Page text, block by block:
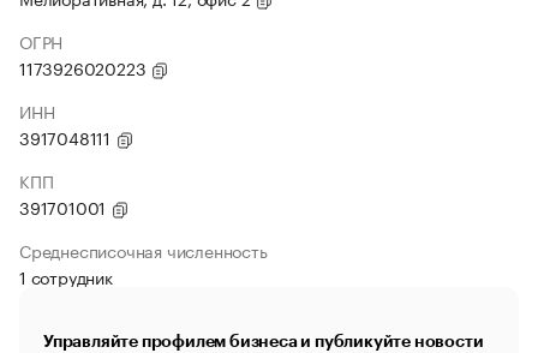
ОГРН
1173926020223
ИНН
3917048111
КПП
391701001
Среднесписочная численность
1 сотрудник
Управляйте профилем бизнеса и публикуйте новости